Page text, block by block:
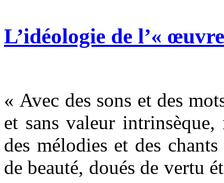
L’idéologie de l’«
« Avec des sons et des
et sans valeur
des mélodies et des
de beauté, doués de vertu